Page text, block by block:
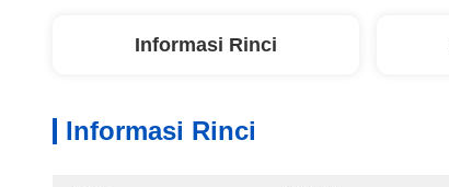
Informasi Rinci
Informasi Rinci